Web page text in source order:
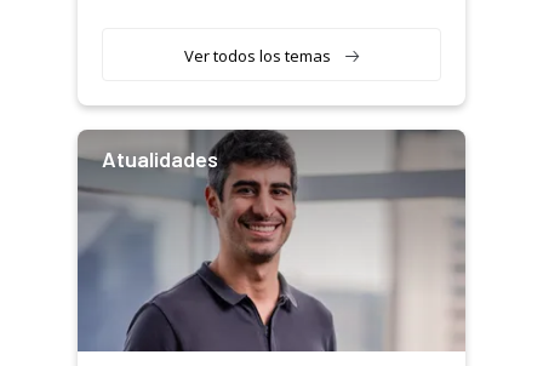
Ver todos los temas
Atualidades